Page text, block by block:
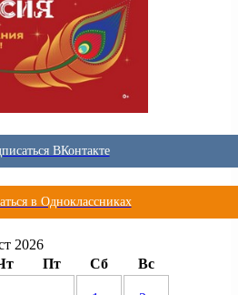
ВКонтакте
в Одноклассниках
2026
Пт Сб Вс